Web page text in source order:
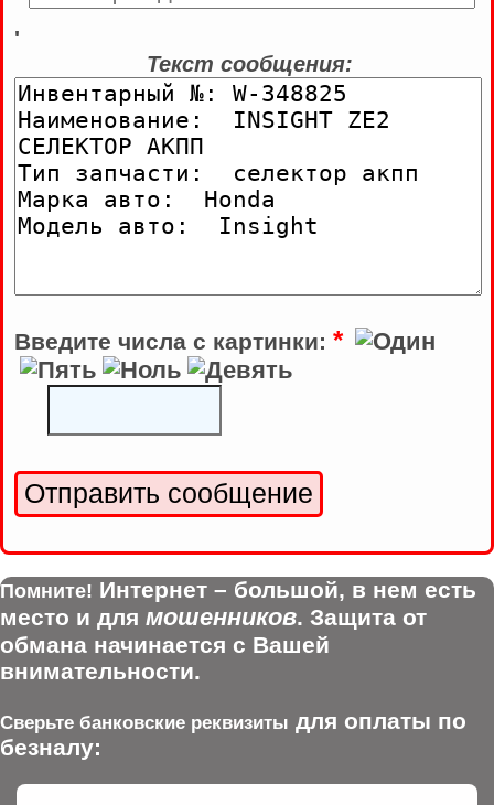
'
Текст сообщения:
Введите числа с картинки: *
Помните! Интернет – большой, в нем есть
место и для мошенников. Защита от
обмана начинается с Вашей
внимательности.
Сверьте банковские реквизиты для оплаты по
безналу: